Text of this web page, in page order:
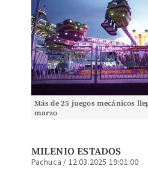
Más de 25 juegos mecánicos
marzo
MILENIO ESTADOS
Pachuca / 12.03.2025 19:01:00